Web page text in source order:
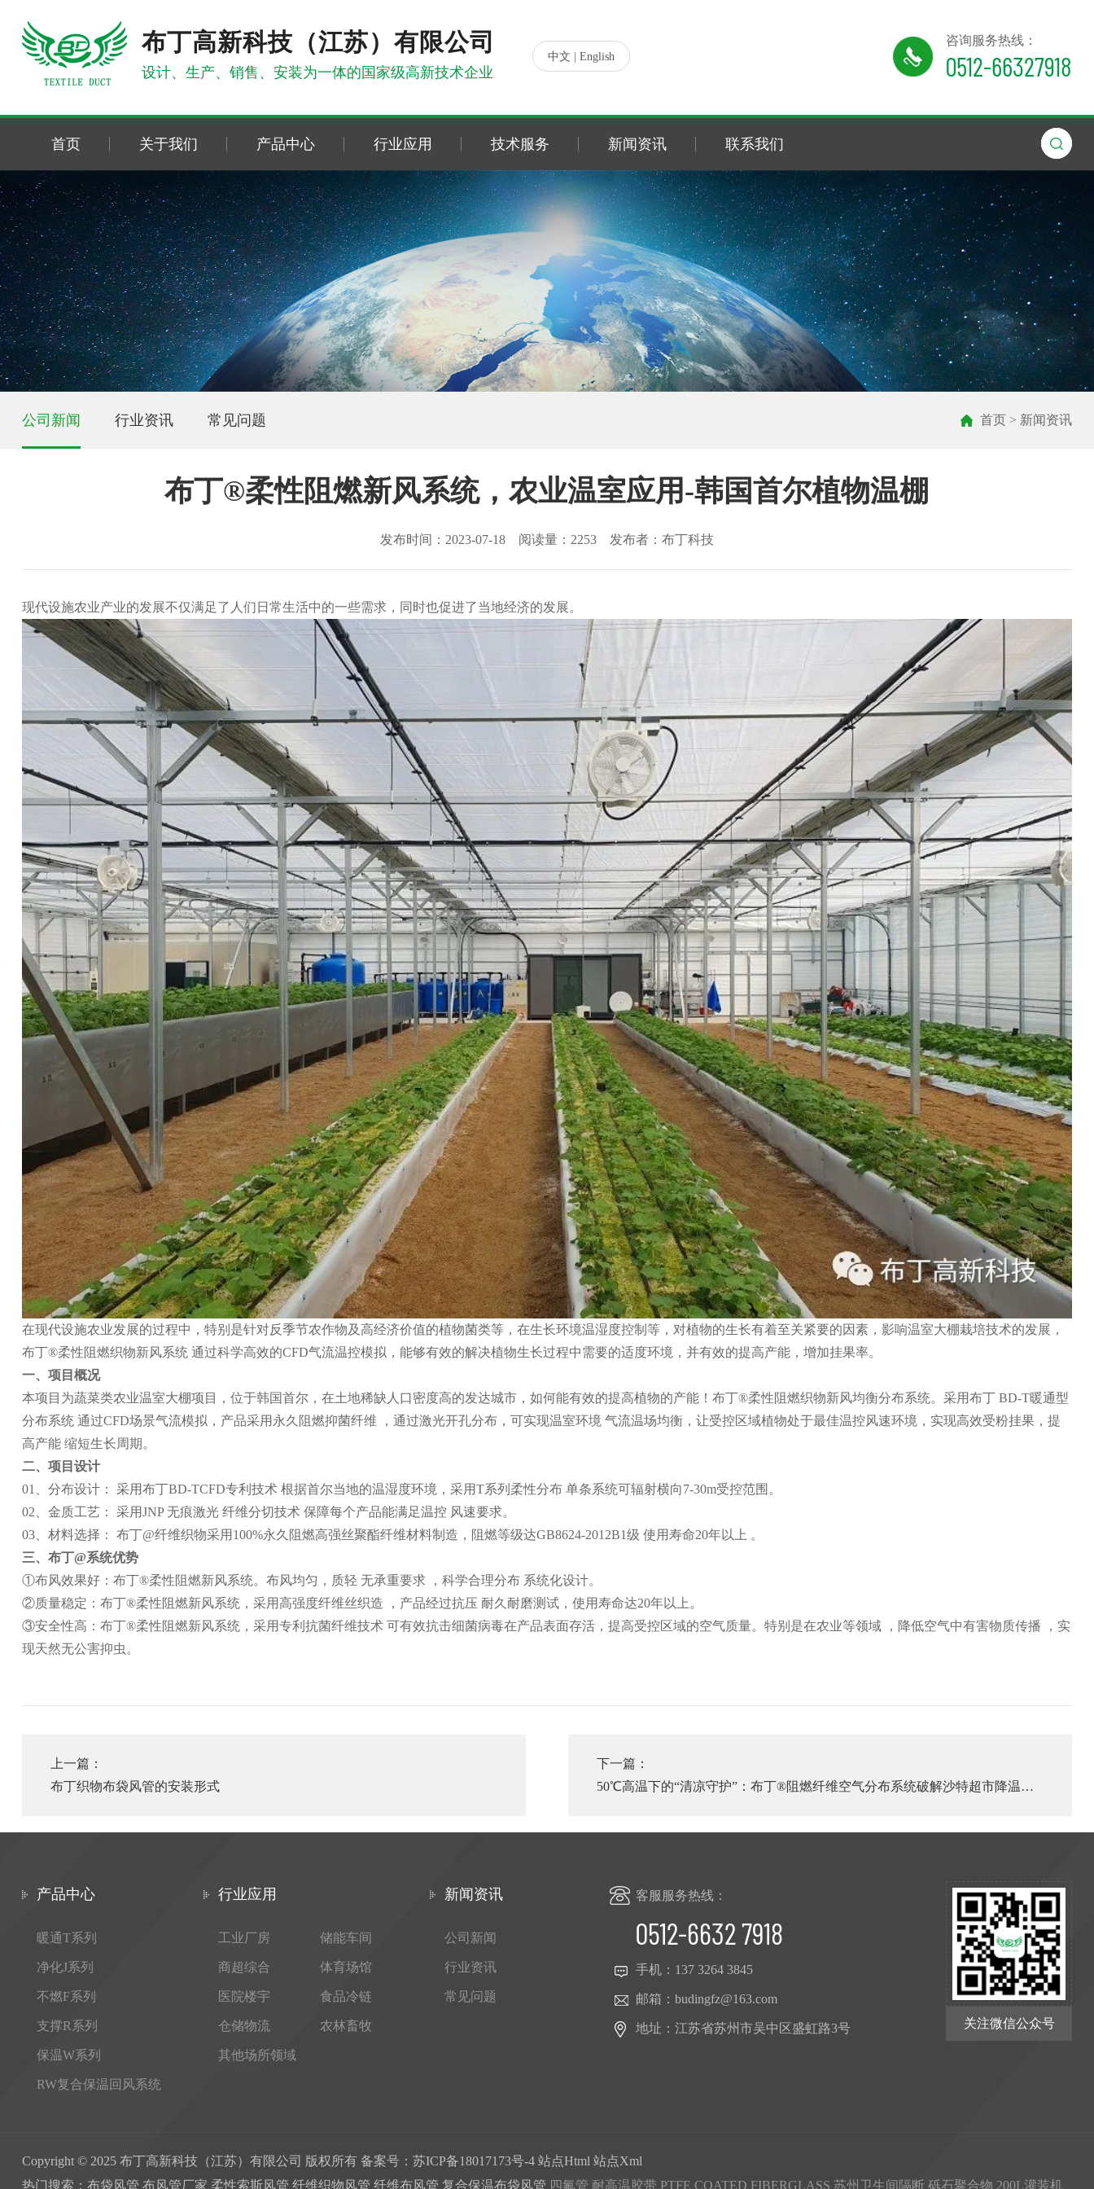
布丁高新科技（江苏）有限公司
设计、生产、销售、安装为一体的国家级高新技术企业
中文 | English
咨询服务热线：
0512-66327918
首页 关于我们 产品中心 行业应用 技术服务 新闻资讯 联系我们
公司新闻 行业资讯 常见问题 首页 > 新闻资讯
布丁®柔性阻燃新风系统，农业温室应用-韩国首尔植物温棚
发布时间：2023-07-18 阅读量：2253 发布者：布丁科技
现代设施农业产业的发展不仅满足了人们日常生活中的一些需求，同时也促进了当地经济的发展。
在现代设施农业发展的过程中，特别是针对反季节农作物及高经济价值的植物菌类等，在生长环境温湿度控制等，对植物的生长有着至关紧要的因素，影响温室大棚栽培技术的发展，
布丁®柔性阻燃织物新风系统 通过科学高效的CFD气流温控模拟，能够有效的解决植物生长过程中需要的适度环境，并有效的提高产能，增加挂果率。
一、项目概况
本项目为蔬菜类农业温室大棚项目，位于韩国首尔，在土地稀缺人口密度高的发达城市，如何能有效的提高植物的产能！布丁®柔性阻燃织物新风均衡分布系统。采用布丁 BD-T暖通型
分布系统 通过CFD场景气流模拟，产品采用永久阻燃抑菌纤维 ，通过激光开孔分布，可实现温室环境 气流温场均衡，让受控区域植物处于最佳温控风速环境，实现高效受粉挂果，提
高产能 缩短生长周期。
二、项目设计
01、分布设计： 采用布丁BD-TCFD专利技术 根据首尔当地的温湿度环境，采用T系列柔性分布 单条系统可辐射横向7-30m受控范围。
02、金质工艺： 采用JNP 无痕激光 纤维分切技术 保障每个产品能满足温控 风速要求。
03、材料选择： 布丁@纤维织物采用100%永久阻燃高强丝聚酯纤维材料制造，阻燃等级达GB8624-2012B1级 使用寿命20年以上 。
三、布丁@系统优势
①布风效果好：布丁®柔性阻燃新风系统。布风均匀，质轻 无承重要求 ，科学合理分布 系统化设计。
②质量稳定：布丁®柔性阻燃新风系统，采用高强度纤维丝织造 ，产品经过抗压 耐久耐磨测试，使用寿命达20年以上。
③安全性高：布丁®柔性阻燃新风系统，采用专利抗菌纤维技术 可有效抗击细菌病毒在产品表面存活，提高受控区域的空气质量。特别是在农业等领域 ，降低空气中有害物质传播 ，实
现天然无公害抑虫。
上一篇：
布丁织物布袋风管的安装形式
下一篇：
50℃高温下的“清凉守护”：布丁®阻燃纤维空气分布系统破解沙特超市降温难
产品中心
暖通T系列
净化J系列
不燃F系列
支撑R系列
保温W系列
RW复合保温回风系统
行业应用
工业厂房 储能车间
商超综合 体育场馆
医院楼宇 食品冷链
仓储物流 农林畜牧
其他场所领域
新闻资讯
公司新闻
行业资讯
常见问题
客服服务热线：
0512-6632 7918
手机： 137 3264 3845
邮箱：budingfz@163.com
地址：江苏省苏州市吴中区盛虹路3号 关注微信公众号
Copyright © 2025 布丁高新科技（江苏）有限公司 版权所有 备案号： 苏ICP备18017173号-4 站点Html 站点Xml
热门搜索：布袋风管 布风管厂家 柔性索斯风管 纤维织物风管 纤维布风管 复合保温布袋风管 四氟管 耐高温胶带 PTFE COATED FIBERGLASS 苏州卫生间隔断 砾石聚合物 200L灌装机